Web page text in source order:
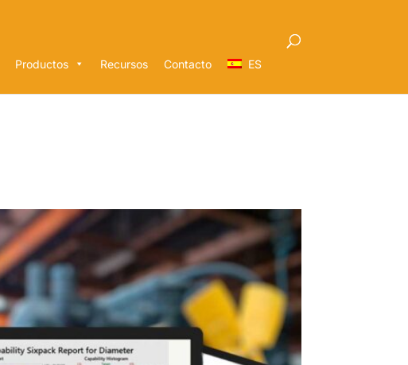
Productos Recursos Contacto ES